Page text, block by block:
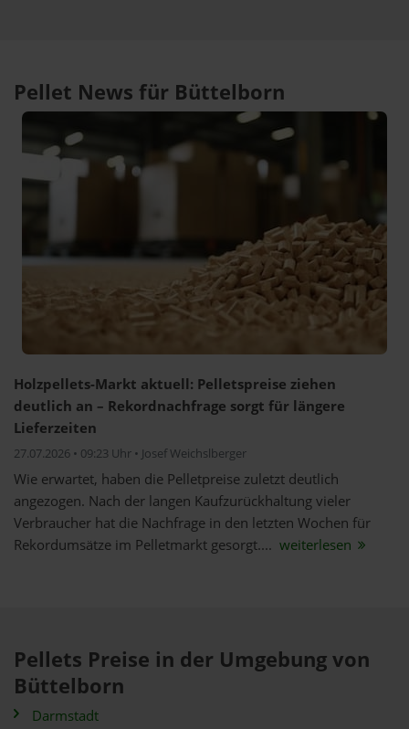
Pellet News für Büttelborn
Holzpellets-Markt aktuell: Pelletspreise ziehen
deutlich an – Rekordnachfrage sorgt für längere
Lieferzeiten
27.07.2026 • 09:23 Uhr • Josef Weichslberger
Wie erwartet, haben die Pelletpreise zuletzt deutlich
angezogen. Nach der langen Kaufzurückhaltung vieler
Verbraucher hat die Nachfrage in den letzten Wochen für
Rekordumsätze im Pelletmarkt gesorgt.... weiterlesen
Pellets Preise in der Umgebung von
Büttelborn
Darmstadt